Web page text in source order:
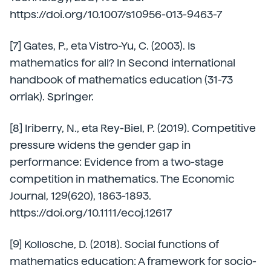
https://doi.org/10.1007/s10956-013-9463-7
[7] Gates, P., eta Vistro-Yu, C. (2003). Is
mathematics for all? In Second international
handbook of mathematics education (31-73
orriak). Springer.
[8] Iriberry, N., eta Rey-Biel, P. (2019). Competitive
pressure widens the gender gap in
performance: Evidence from a two-stage
competition in mathematics. The Economic
Journal, 129(620), 1863-1893.
https://doi.org/10.1111/ecoj.12617
[9] Kollosche, D. (2018). Social functions of
mathematics education: A framework for socio-